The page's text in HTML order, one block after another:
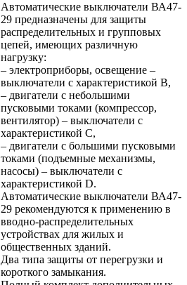
Автоматические выключатели ВА47-
29 предназначены для защиты
распределительных и групповых
цепей, имеющих различную
нагрузку:
– электроприборы, освещение –
выключатели с характеристикой В,
– двигатели с небольшими
пусковыми токами (компрессор,
вентилятор) – выключатели с
характеристикой C,
– двигатели с большими пусковыми
токами (подъемные механизмы,
насосы) – выключатели с
характеристикой D.
Автоматические выключатели ВА47-
29 рекомендуются к применению в
вводно-распределительных
устройствах для жилых и
общественных зданий.
Два типа защиты от перегрузки и
короткого замыкания.